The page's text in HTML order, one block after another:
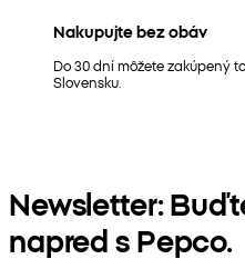
Nakupujte bez obáv
Do 30 dní môžete zakúpený
Slovensku.
Newsletter:
napred s Pepco.